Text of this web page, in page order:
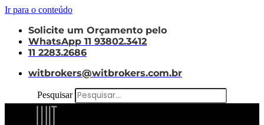
Ir para o conteúdo
Solicite um Orçamento pelo
WhatsApp 11 93802.3412
11 2283.2686
witbrokers@witbrokers.com.br
Pesquisar